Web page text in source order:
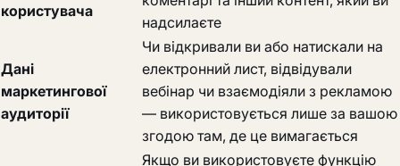
користувача
надсилаєте
Дані
маркетингової
аудиторії
Чи відкривали ви або натискали на
електронний лист, відвідували
вебінар чи взаємодіяли з рекламою
— використовується лише за вашою
згодою там, де це вимагається
Якщо ви використовуєте функцію